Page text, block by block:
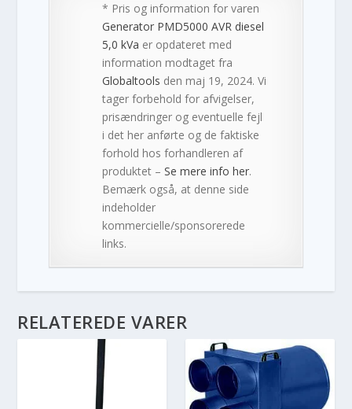
* Pris og information for varen
Generator PMD5000 AVR diesel
5,0 kVa er opdateret med
information modtaget fra
Globaltools den maj 19, 2024. Vi
tager forbehold for afvigelser,
prisændringer og eventuelle fejl
i det her anførte og de faktiske
forhold hos forhandleren af
produktet –Se mere info her.
Bemærk også, at denne side
indeholder
kommercielle/sponsorerede
links.
RELATEREDE VARER